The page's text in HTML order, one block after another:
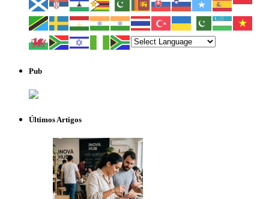
Pub
Últimos Artigos